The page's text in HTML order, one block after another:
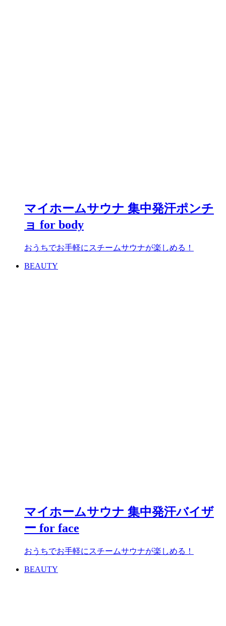
マイホームサウナ 集中発汗ポンチ
ョ for body
おうちでお手軽にスチームサウナが楽しめる！
BEAUTY
マイホームサウナ 集中発汗バイザ
ー for face
おうちでお手軽にスチームサウナが楽しめる！
BEAUTY